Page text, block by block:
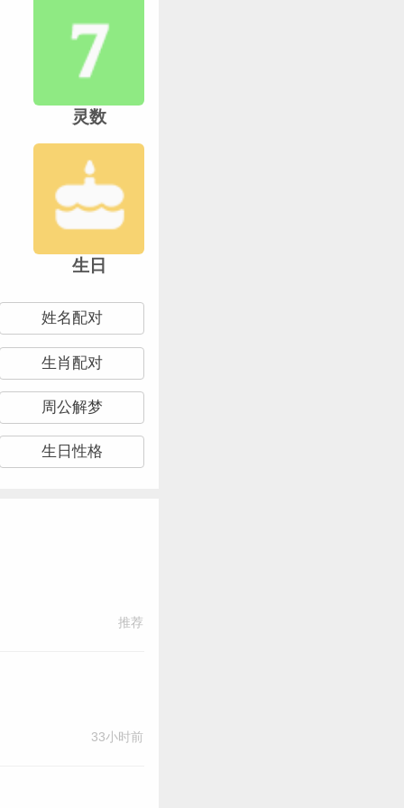
灵数
生日
姓名配对
生肖配对
周公解梦
生日性格
推荐
33小时前